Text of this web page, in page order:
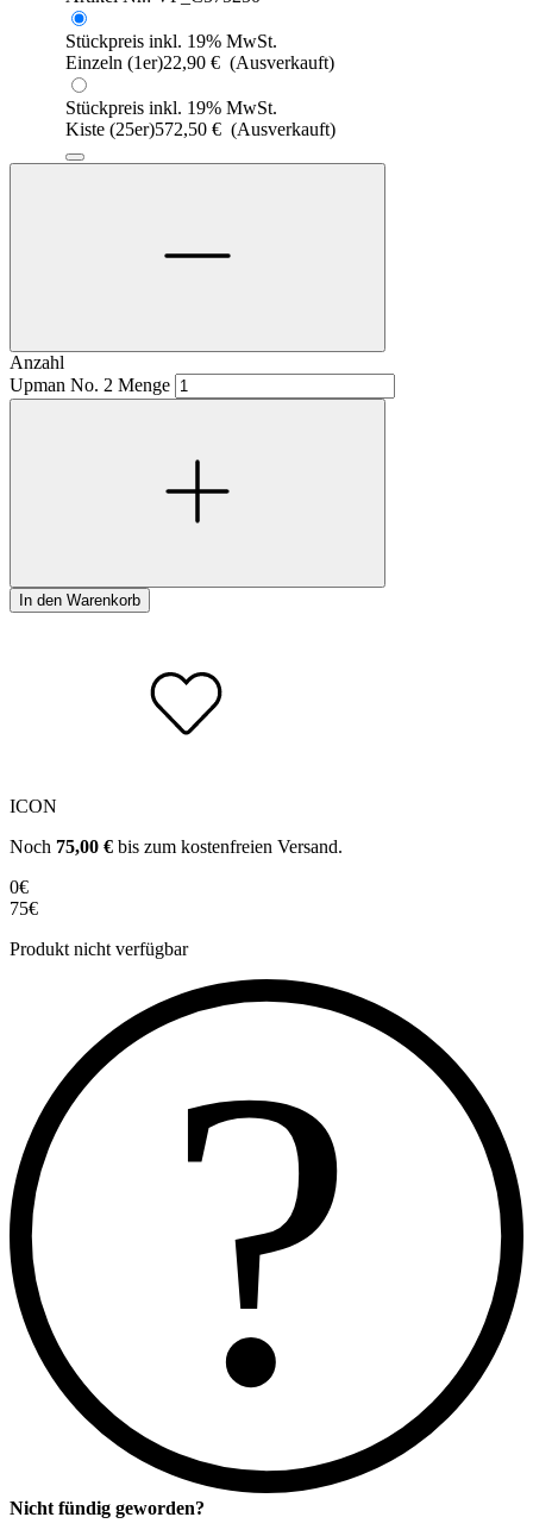
Stückpreis inkl. 19% MwSt.
Einzeln (1er)22,90 € (Ausverkauft)
Stückpreis inkl. 19% MwSt.
Kiste (25er)572,50 € (Ausverkauft)
Anzahl
Upman No. 2 Menge
In den Warenkorb
ICON
Noch 75,00 € bis zum kostenfreien Versand.
0€
75€
Produkt nicht verfügbar
?
Nicht fündig geworden?